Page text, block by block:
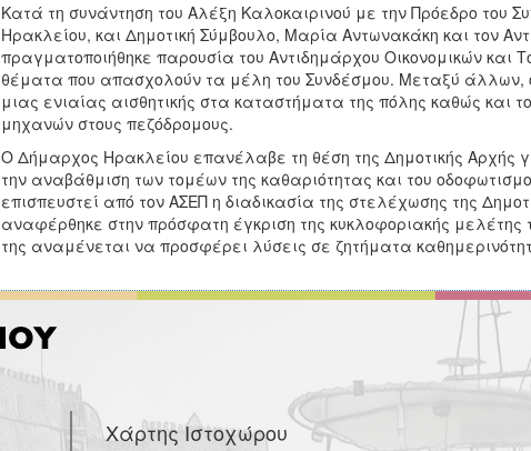
Κατά τη συνάντηση του Αλέξη Καλοκαιρινού με την Πρόεδρο του
Ηρακλείου, και Δημοτική Σύμβουλο, Μαρία Αντωνακάκη και τον
πραγματοποιήθηκε παρουσία του Αντιδημάρχου Οικονομικών και
θέματα που απασχολούν τα μέλη του Συνδέσμου. Μεταξύ άλλων,
μιας ενιαίας αισθητικής στα καταστήματα της πόλης καθώς και
μηχανών στους πεζόδρομους.
Ο Δήμαρχος Ηρακλείου επανέλαβε τη θέση της Δημοτικής Αρχής
την αναβάθμιση των τομέων της καθαριότητας και του
επισπευστεί από τον ΑΣΕΠ η διαδικασία της στελέχωσης της
αναφέρθηκε στην πρόσφατη έγκριση της κυκλοφοριακής
της αναμένεται να προσφέρει λύσεις σε ζητήματα
Χάρτης Ιστοχώρου